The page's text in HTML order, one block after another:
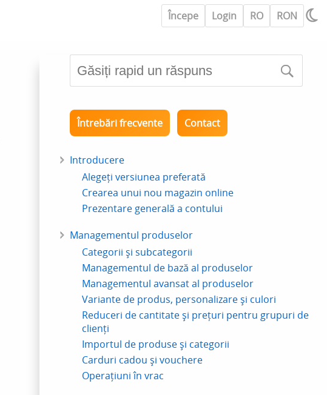
Începe Login RO RON
Întrebări frecvente Contact
Introducere
Alegeți versiunea preferată
Crearea unui nou magazin online
Prezentare generală a contului
Managementul produselor
Categorii și subcategorii
Managementul de bază al produselor
Managementul avansat al produselor
Variante de produs, personalizare și culori
Reduceri de cantitate și prețuri pentru grupuri de
clienți
Importul de produse și categorii
Carduri cadou și vouchere
Operațiuni în vrac